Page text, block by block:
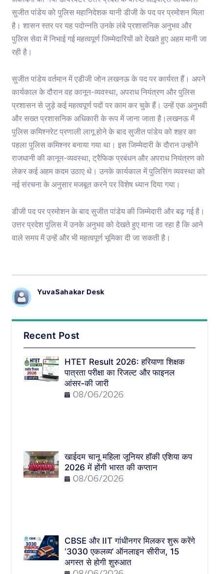
सुजीत पांडेय को पुलिस महानिदेशक यानी डीजी के पद पर प्रमोशन मिला
है। शासन स्तर पर यह पदोन्नति उनके लंबे प्रशासनिक अनुभव और
पुलिस सेवा में निभाई गई महत्वपूर्ण जिम्मेदारियों को देखते हुए अहम मानी जा
रही है।
सुजीत पांडेय वर्तमान में एडीजी जोन लखनऊ के पद पर कार्यरत हैं। अपने
कार्यकाल के दौरान वह कानून-व्यवस्था, अपराध नियंत्रण और पुलिस
प्रशासन से जुड़े कई महत्वपूर्ण पदों पर काम कर चुके हैं। उन्हें एक अनुभवी
और सख्त प्रशासनिक अधिकारी के रूप में जाना जाता है।लखनऊ में
पुलिस कमिश्नरेट प्रणाली लागू होने के बाद सुजीत पांडेय को शहर का
पहला पुलिस कमिश्नर बनाया गया था। इस जिम्मेदारी के दौरान उन्होंने
राजधानी की कानून-व्यवस्था, ट्रैफिक प्रबंधन और अपराध नियंत्रण को
लेकर कई अहम कदम उठाए थे। उनके कार्यकाल में पुलिसिंग व्यवस्था को
नई संरचना के अनुसार मजबूत करने पर विशेष ध्यान दिया गया।
डीजी पद पर प्रमोशन के बाद सुजीत पांडेय की जिम्मेदारी और बढ़ गई है।
उत्तर प्रदेश पुलिस में उनके अनुभव को देखते हुए माना जा रहा है कि आने
वाले समय में उन्हें और भी महत्वपूर्ण भूमिका दी जा सकती है।
YuvaSahakar Desk
Recent Post
HTET Result 2026: हरियाणा शिक्षक
पात्रता परीक्षा का रिजल्ट और फाइनल
आंसर-की जारी
08/06/2026
खाईदम चानू महिला जूनियर हॉकी एशिया कप
2026 में होंगी भारत की कप्तान
08/06/2026
CBSE और IIT गांधीनगर मिलकर शुरू करेंगे
‘3030 एकलव्य’ ऑनलाइन सीरीज, 15
अगस्त से होगी शुरुआत